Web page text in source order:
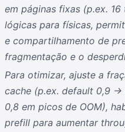
em páginas fixas (p.ex.
lógicas para físicas,
e compartilhamento de
fragmentação e o
Para otimizar, ajuste a
cache (p.ex. default 0,9 →
0,8 em picos de OOM),
prefill para aumentar